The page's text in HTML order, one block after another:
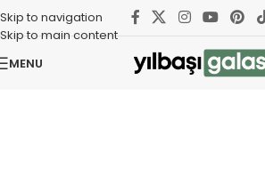
Skip to navigation
Skip to main content
MENU